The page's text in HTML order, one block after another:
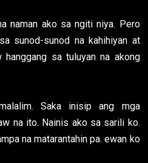
naman ako sa ngiti niya. Pero
sunod-sunod na kahihiyan at
sa tuluyan na akong
Saka inisip ang mga
na ito. Nainis ako sa sarili ko.
na matarantahin pa. ewan ko